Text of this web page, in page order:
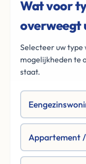
Wat voor
overweegt
Selecteer uw type
mogelijkheden te
staat.
Appartement